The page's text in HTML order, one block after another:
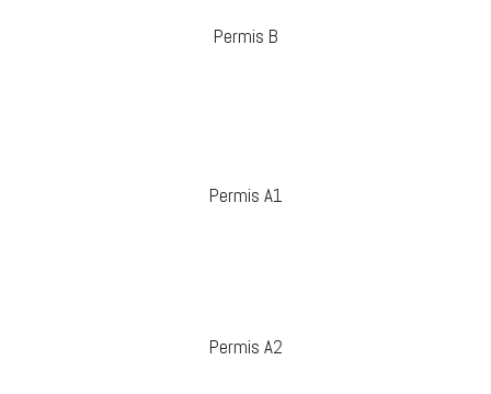
Permis B
Permis A1
Permis A2